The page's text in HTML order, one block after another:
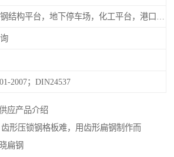
2007；DIN24537
应产品介绍
形压锁钢格板难，用齿形扁钢制作而
扁钢